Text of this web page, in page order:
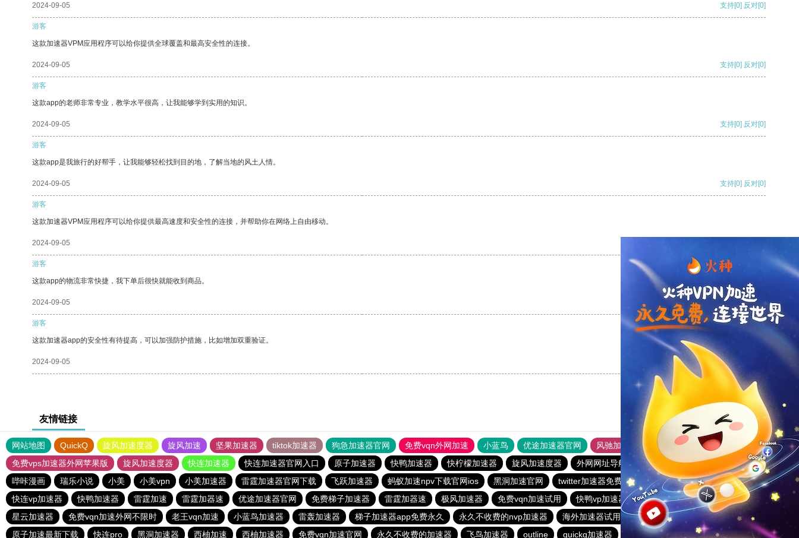
2024-09-05 支持[0] 反对[0]
游客
这款加速器VPM应用程序可以给你提供全球覆盖和最高安全性的连接。
2024-09-05 支持[0] 反对[0]
游客
这款app的老师非常专业，教学水平很高，让我能够学到实用的知识。
2024-09-05 支持[0] 反对[0]
游客
这款app是我旅行的好帮手，让我能够轻松找到目的地，了解当地的风土人情。
2024-09-05 支持[0] 反对[0]
游客
这款加速器VPM应用程序可以给你提供最高速度和安全性的连接，并帮助你在网络上自由移动。
2024-09-05
游客
这款app的物流非常快捷，我下单后很快就能收到商品。
2024-09-05 支持 [0] 反对 [0]
游客
这款加速器app的安全性有待提高，可以加强防护措施，比如增加双重验证。
2024-09-05 支持
友情链接
网站地图 QuickQ 旋风加速度器 旋风加速 坚果加速器 tiktok加速器 狗急加速器官网 免费vqn外网加速 小蓝鸟 优途加速器官网 风驰加速器
旋风加速器
免费vps加速器外网苹果版
旋风加速度器 快连加速器 快连加速器官网入口 原子加速器 快鸭加速器 快柠檬加速器 旋风加速度器 外网网址导航 软件中心 雷霆加速
狂飙加速器
哔咔漫画
瑞乐小说 小美 小美vpn 小美加速器 雷霆加速器官网下载 飞跃加速器 蚂蚁加速npv下载官网ios 黑洞加速官网 twitter加速器免费下载 雷轰加速
黑洞加速官网
快连vp加速器
快鸭加速器 雷霆加速 雷霆加器速 优途加速器官网 免费梯子加速器 雷霆加器速 极风加速器 免费vqn加速试用 快鸭vp加速器 旋风加速度器
快连app
星云加速器
免费vqn加速外网不限时 老王vqn加速 小蓝鸟加速器 雷轰加速器 梯子加速器app免费永久 永久不收费的nvp加速器 海外加速器试用一小时 红海pro加速器
大机场加速器
原子加速最新下载
快连pro 黑洞加速器 西柚加速 西柚加速器 免费vqn加速官网 永久不收费的加速器 飞鸟加速器 outline quickq加速器 快鸭官网 橘子加速器